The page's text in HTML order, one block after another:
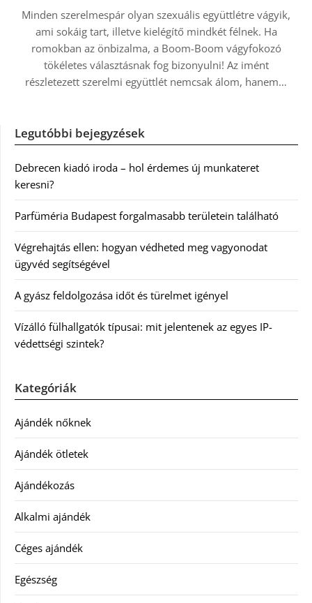
Minden szerelmespár olyan szexuális együttlétre vágyik,
ami sokáig tart, illetve kielégítő mindkét félnek. Ha
romokban az önbizalma, a Boom-Boom vágyfokozó
tökéletes választásnak fog bizonyulni! Az imént
részletezett szerelmi együttlét nemcsak álom, hanem…
Legutóbbi bejegyzések
Debrecen kiadó iroda – hol érdemes új munkateret
keresni?
Parfüméria Budapest forgalmasabb területein található
Végrehajtás ellen: hogyan védheted meg vagyonodat
ügyvéd segítségével
A gyász feldolgozása időt és türelmet igényel
Vízálló fülhallgatók típusai: mit jelentenek az egyes IP-
védettségi szintek?
Kategóriák
Ajándék nőknek
Ajándék ötletek
Ajándékozás
Alkalmi ajándék
Céges ajándék
Egészség